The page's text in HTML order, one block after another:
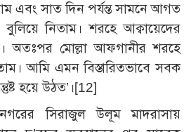
এবং সাত দিন পর্যন্ত সামনে আগত
নিতাম। শরহে আক্বায়েদের
অতঃপর মোল্লা আফগানীর শরহে
আমি এমন বিস্তারিতভাবে সবক
হয়ে উঠত’।[12]
সিরাজুল উলূম মাদরাসায়